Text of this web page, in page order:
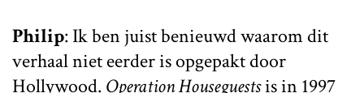
Philip: Ik ben juist benieuwd waarom dit
verhaal niet eerder is opgepakt door
Hollywood. Operation Houseguestsis in 1997